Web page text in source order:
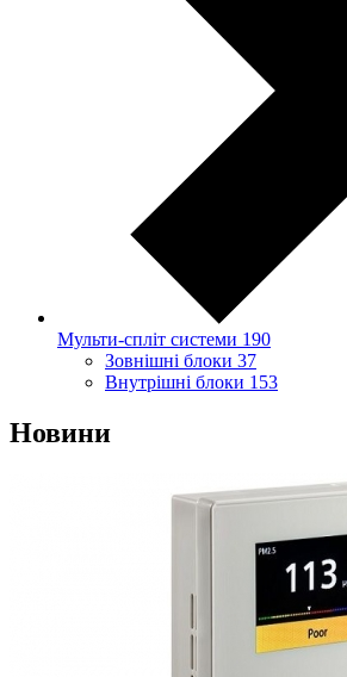
Мульти-спліт системи 190
Зовнішні блоки 37
Внутрішні блоки 153
Новини